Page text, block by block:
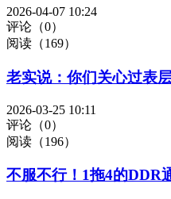
2026-04-07 10:24
评论（0）
阅读（169）
老实说：你们关心过表
2026-03-25 10:11
评论（0）
阅读（196）
不服不行！1拖4的DDR